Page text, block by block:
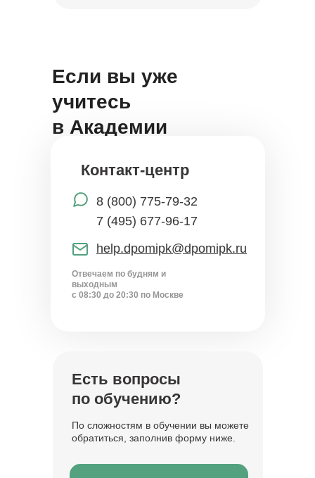
Если вы уже
учитесь
в Академии
help.dpomipk@dpomipk.ru
Отвечаем по будням и
выходным
с 08:30 до 20:30 по Москве
8 (800) 775-79-32
7 (495) 677-96-17
Есть вопросы
по обучению?
По сложностям в обучении вы можете
обратиться, заполнив форму ниже.
Контакт-центр